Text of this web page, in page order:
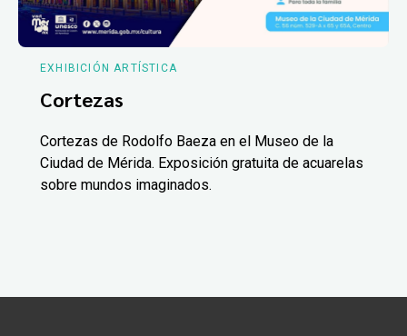
EXHIBICIÓN ARTÍSTICA
Cortezas
Cortezas de Rodolfo Baeza en el Museo de la
Ciudad de Mérida. Exposición gratuita de acuarelas
sobre mundos imaginados.